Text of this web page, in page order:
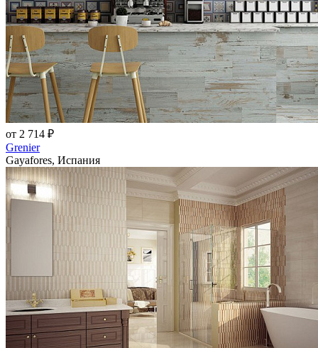
от 2 714 ₽
Grenier
Gayafores, Испания